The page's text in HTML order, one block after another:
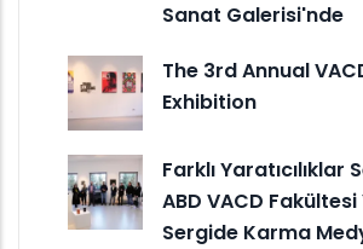
Sanat Galerisi'nde
The 3rd Annual
Exhibition
Farklı Yaratıcılıklar
ABD VACD Fakültesi
Sergide Karma